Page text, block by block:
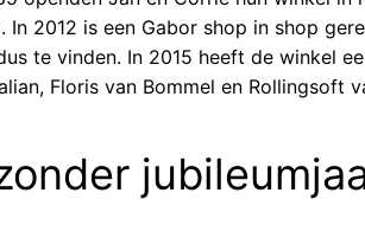
In 2012 is een Gabor shop in shop
te vinden. In 2015 heeft de winkel
Floris van Bommel en Rollingsoft